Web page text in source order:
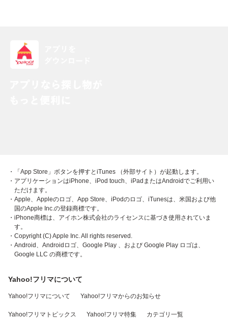
・「App Store」ボタンを押すとiTunes （外部サイト）が起動します。
・アプリケーションはiPhone、iPod touch、iPadまたはAndroidでご利用い
ただけます。
・Apple、Appleのロゴ、App Store、iPodのロゴ、iTunesは、米国および他
国のApple Inc.の登録商標です。
・iPhone商標は、アイホン株式会社のライセンスに基づき使用されていま
す。
・Copyright (C) Apple Inc. All rights reserved.
・Android、Androidロゴ、Google Play 、および Google Play ロゴは、
Google LLC の商標です。
Yahoo!フリマについて
Yahoo!フリマについて Yahoo!フリマからのお知らせ
Yahoo!フリマトピックス Yahoo!フリマ特集 カテゴリ一覧